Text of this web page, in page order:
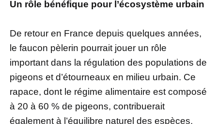
Un rôle bénéfique pour l’écosystème urbain
De retour en France depuis quelques années,
le faucon pèlerin pourrait jouer un rôle
important dans la régulation des populations de
pigeons et d’étourneaux en milieu urbain. Ce
rapace, dont le régime alimentaire est composé
à 20 à 60 % de pigeons, contribuerait
également à l’équilibre naturel des espèces.